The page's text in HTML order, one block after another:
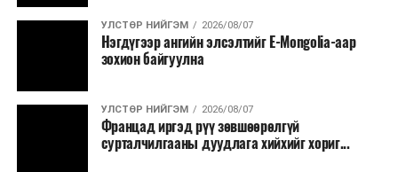
УЛСТӨР НИЙГЭМ 2026/08/07
Нэгдүгээр ангийн элсэлтийг E-Mongolia-аар
зохион байгуулна
УЛСТӨР НИЙГЭМ 2026/08/07
Францад иргэд рүү зөвшөөрөлгүй
сурталчилгааны дуудлага хийхийг хориг...